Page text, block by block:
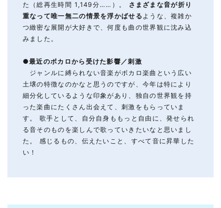
た（総再生時間 1,149分……）。 さまざまな音が折り
重なって唯一無二の情景を浮かばせる ような、複雑か
つ緻密な展開が大好きで、何度も曲の世界観に沈み込
みました。
●最近のボカロから受けた影響 ／刺激
ジャンルに縛られない音楽がボカロ楽曲という広い
土壌の特徴なのかなと思うのですが、今年は特により
細分化しているような印象があり、独自の世界観を持
った楽曲にたくさん出会えて、刺激をもらっていま
す。 歌手として、自分自身ももっと自由に、発せられ
る音そのものを楽しんで歌っていきたいなと思いまし
た。 感じるもの、伝えたいこと、すべて音に昇華した
い！